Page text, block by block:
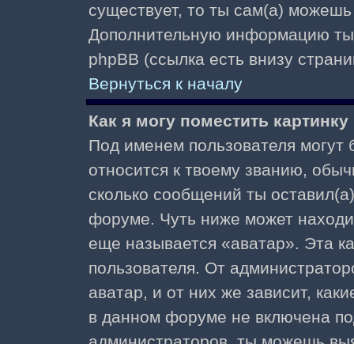
существует, то ты сам(а)
Дополнительную информацию
phpBB (ссылка есть внизу
Вернуться к началу
Как я могу поместить
Под именем пользователя могут
относится к твоему званию,
сколько сообщений ты
форуме. Чуть ниже может
еще называется «аватар». Эта
пользователя. От
аватар, и от них же зависит,
в данном форуме не включена